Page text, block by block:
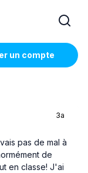
un compte
3a
pas de mal à
de
en classe! J'ai